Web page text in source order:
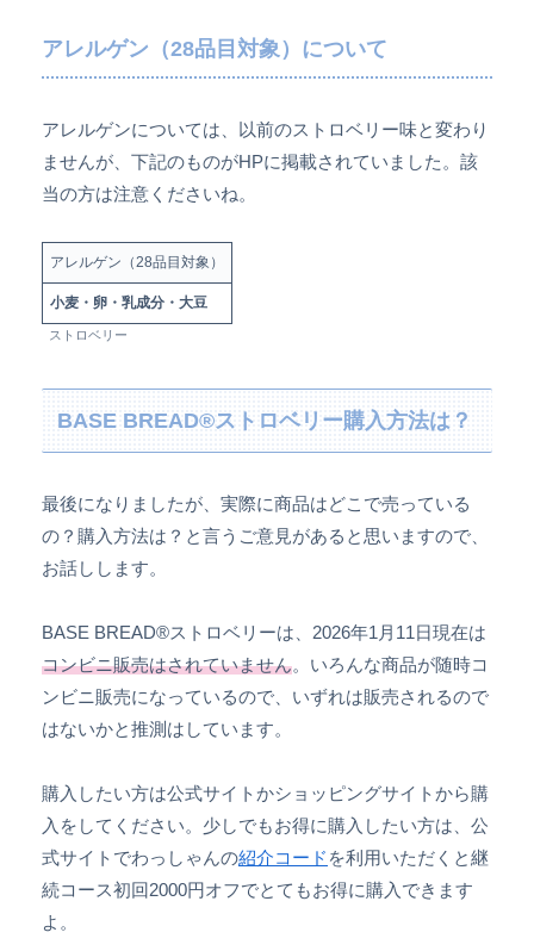
アレルゲン（28品目対象）について
アレルゲンについては、以前のストロベリー味と変わり
ませんが、下記のものがHPに掲載されていました。該
当の方は注意くださいね。
アレルゲン（28品目対象）
小麦・卵・乳成分・大豆
ストロベリー
BASE BREAD®ストロベリー購入方法は？
最後になりましたが、実際に商品はどこで売っている
の？購入方法は？と言うご意見があると思いますので、
お話しします。
BASE BREAD®ストロベリーは、2026年1月11日現在は
コンビニ販売はされていません。いろんな商品が随時コ
ンビニ販売になっているので、いずれは販売されるので
はないかと推測はしています。
購入したい方は公式サイトかショッピングサイトから購
入をしてください。少しでもお得に購入したい方は、公
式サイトでわっしゃんの紹介コード を利用いただくと継
続コース初回2000円オフでとてもお得に購入できます
よ。